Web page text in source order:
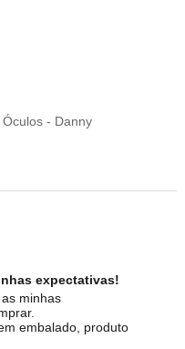
- Danny
expectativas!
minhas
embalado, produto